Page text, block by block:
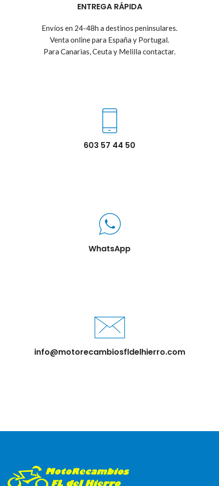
ENTREGA RÁPIDA
Envíos en 24-48h a destinos peninsulares.
Venta online para España y Portugal.
Para Canarias, Ceuta y Melilla contactar.
603 57 44 50
WhatsApp
info@motorecambiosfldelhierro.com